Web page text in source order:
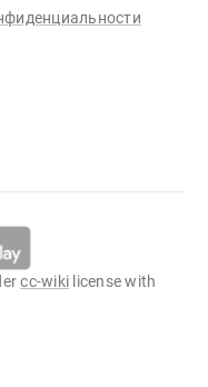
cc-wiki license with